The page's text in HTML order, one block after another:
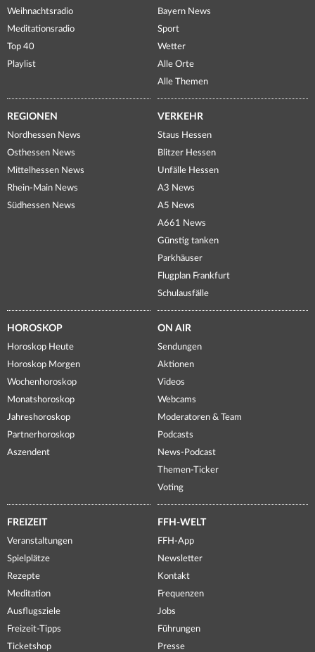
Weihnachtsradio
Meditationsradio
Top 40
Playlist
Bayern News
Sport
Wetter
Alle Orte
Alle Themen
REGIONEN
Nordhessen News
Osthessen News
Mittelhessen News
Rhein-Main News
Südhessen News
VERKEHR
Staus Hessen
Blitzer Hessen
Unfälle Hessen
A3 News
A5 News
A661 News
Günstig tanken
Parkhäuser
Flugplan Frankfurt
Schulausfälle
HOROSKOP
Horoskop Heute
Horoskop Morgen
Wochenhoroskop
Monatshoroskop
Jahreshoroskop
Partnerhoroskop
Aszendent
ON AIR
Sendungen
Aktionen
Videos
Webcams
Moderatoren & Team
Podcasts
News-Podcast
Themen-Ticker
Voting
FREIZEIT
Veranstaltungen
Spielplätze
Rezepte
Meditation
Ausflugsziele
Freizeit-Tipps
Ticketshop
FFH-WELT
FFH-App
Newsletter
Kontakt
Frequenzen
Jobs
Führungen
Presse